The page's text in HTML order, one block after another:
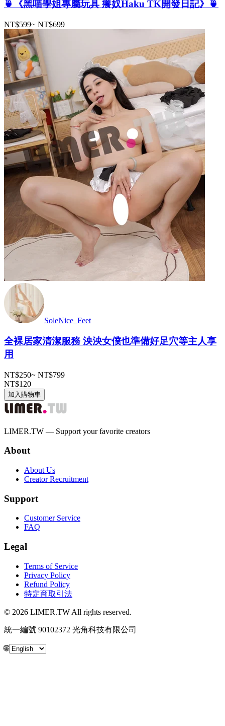
🍵《黑喵學姐專屬玩具 癢奴Haku TK開發日記》🍵
NT$599~ NT$699
SoleNice_Feet
全裸居家清潔服務 泱泱女僕也準備好足穴等主人享
用
NT$250~ NT$799
NT$120
加入購物車
LIMER.TW — Support your favorite creators
About
About Us
Creator Recruitment
Support
Customer Service
FAQ
Legal
Terms of Service
Privacy Policy
Refund Policy
特定商取引法
© 2026 LIMER.TW All rights reserved.
統一編號 90102372 光角科技有限公司
🌐